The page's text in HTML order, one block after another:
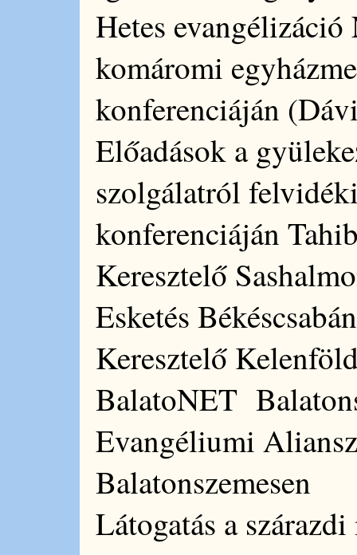
Hetes
komáromi
konferenciáján
Előadások a
szolgálatról
konferenciáján
Keresztelő
Esketés Békéscsabán
Keresztelő
BalatoNET
Evangéliumi
Balatonszemesen
Látogatás a